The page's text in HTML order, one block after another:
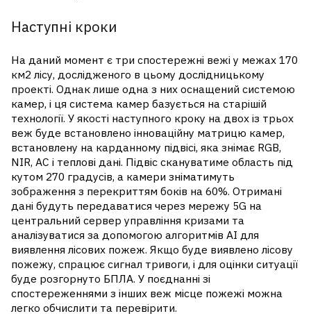
Наступні кроки
На даний момент є три спостережні вежі у межах 170
км2 лісу, дослідженого в цьому дослідницькому
проекті. Однак лише одна з них оснащений системою
камер, і ця система камер базується на старішій
технології. У якості наступного кроку на двох із трьох
веж буде встановлено інноваційну матрицю камер,
встановлену на карданному підвісі, яка знімає RGB,
NIR, AC і теплові дані. Підвіс скануватиме область під
кутом 270 градусів, а камери зніматимуть
зображення з перекриттям боків на 60%. Отримані
дані будуть передаватися через мережу 5G на
центральний сервер управління кризами та
аналізуватися за допомогою алгоритмів AI для
виявлення лісових пожеж. Якщо буде виявлено лісову
пожежу, спрацює сигнал тривоги, і для оцінки ситуації
буде розгорнуто БПЛА. У поєднанні зі
спостереженнями з інших веж місце пожежі можна
легко обчислити та перевірити.